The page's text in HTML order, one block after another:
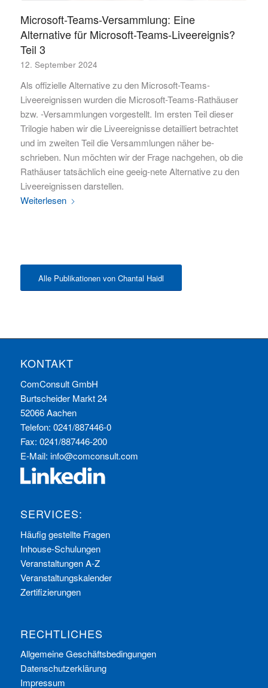
Microsoft-Teams-Versammlung: Eine
Alternative für Microsoft-Teams-Liveereignis?
Teil 3
12. September 2024
Als offizielle Alternative zu den Microsoft-Teams-
Liveereignissen wurden die Microsoft-Teams-Rathäuser
bzw. -Versammlungen vorgestellt. Im ersten Teil dieser
Trilogie haben wir die Liveereignisse detailliert betrachtet
und im zweiten Teil die Versammlungen näher be-
schrieben. Nun möchten wir der Frage nachgehen, ob die
Rathäuser tatsächlich eine geeig-nete Alternative zu den
Liveereignissen darstellen.
Weiterlesen
Alle Publikationen von Chantal Haidl
KONTAKT
ComConsult GmbH
Burtscheider Markt 24
52066 Aachen
Telefon: 0241/887446-0
Fax: 0241/887446-200
E-Mail: info@comconsult.com
SERVICES:
Häufig gestellte Fragen
Inhouse-Schulungen
Veranstaltungen A-Z
Veranstaltungskalender
Zertifizierungen
RECHTLICHES
Allgemeine Geschäftsbedingungen
Datenschutzerklärung
Impressum